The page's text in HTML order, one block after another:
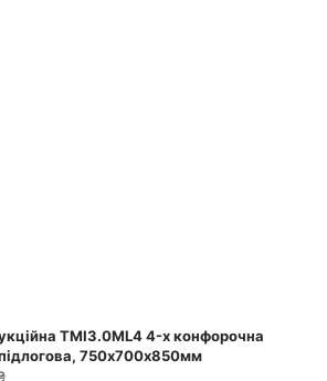
ТМІ3.0ML4 4-х конфорочна
750х700х850мм